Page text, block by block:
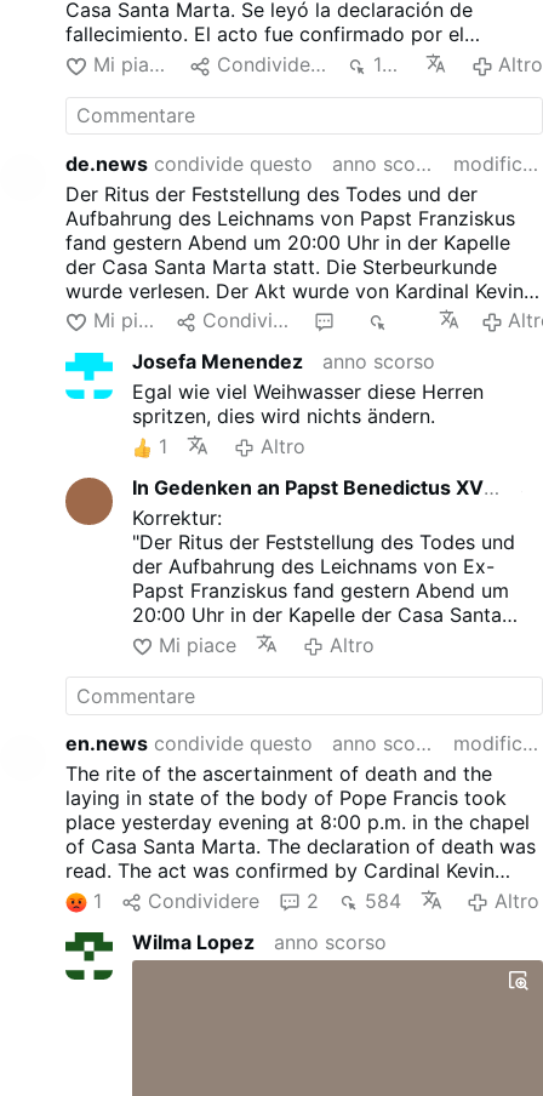
Casa Santa Marta. Se leyó la declaración de
fallecimiento. El acto fue confirmado por el
cardenal Kevin Farrell, chambelán de la Iglesia. Se
colocaron sellos tanto en el apartamento papal no
utilizado de la tercera planta del Palacio Apostólico
como en la residencia real de Francisco en la casa
de huéspedes. El cuerpo del papa Francisco será
trasladado a la basílica de San Pedro el miércoles a
las 9 de la mañana.
Mi piace Condividere 184 Altro
de.news condivide questo anno scorso
modificato
Der Ritus der Feststellung des Todes und der
Aufbahrung des Leichnams von Papst Franziskus
fand gestern Abend um 20:00 Uhr in der Kapelle
der Casa Santa Marta statt. Die Sterbeurkunde
wurde verlesen. Der Akt wurde von Kardinal Kevin
Farrell, dem Kämmerer der Kirche, bestätigt.
Sowohl in der unbenutzten päpstlichen Wohnung im
dritten Stock des Apostolischen Palastes als auch
in Franziskus' eigentlicher Residenz im Gästehaus
wurden Siegel angebracht. Der Leichnam von Papst
Franziskus wird am Mittwoch um 9.00 Uhr in den
Petersdom überführt.
Mi piace Condividere
Josefa Menendez
anno scorso
Egal wie viel Weihwasser diese Herren
spritzen, dies wird nichts ändern.
1
Altro
In Gedenken an Papst Benedictus XVI. ein einfacher …
Korrektur:
"Der Ritus der Feststellung des Todes und
der Aufbahrung des Leichnams von Ex-
Papst Franziskus fand gestern Abend um
20:00 Uhr in der Kapelle der Casa Santa
Marta statt. Die Sterbeurkunde wurde
verlesen. Der Akt wurde von Kardinal Kevin
Farrell, dem Kämmerer der Kirche, bestätigt.
Sowohl in der unbenutzten päpstlichen
Wohnung im dritten Stock des
Apostolischen Palastes als auch in
Franziskus' eigentlicher Residenz im
Gästehaus wurden Siegel angebracht. Der
Leichnam von Ex-Papst Franziskus wird am
Mittwoch um 9.00 Uhr in den Petersdom
überführt."
Wir wollen schließlich die korrekte
kirchenrechtliche Terminonologie einhalten.
Bischof Bergoglio ist spätestens mit seinem
Tod kein Papst mehr, der päpstliche Thron is
Mi piace Altro
en.news condivide questo anno scorso
modificato
The rite of the ascertainment of death and the
laying in state of the body of Pope Francis took
place yesterday evening at 8:00 p.m. in the chapel
of Casa Santa Marta. The declaration of death was
read. The act was confirmed by Cardinal Kevin
Farrell, Chamberlain of the Church. Seals were
placed in both, the unused papal apartment on the
third floor of the Apostolic Palace and in Francis'
actual residence in the guest house. The body of
1 Condividere 2 584
Altro
Wilma Lopez
anno scorso